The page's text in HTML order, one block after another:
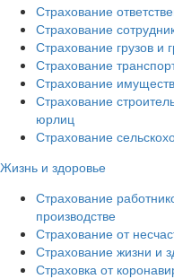
Страхование
Страхование
Страхование грузов и
Страхование
Страхование
Страхование
юрлиц
Страхование
Жизнь и здоровье
Страхование
производстве
Страхование от
Страхование жизни и
Страховка от